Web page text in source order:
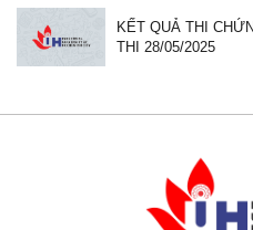
KẾT QUẢ THI
THI 28/05/2025